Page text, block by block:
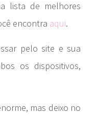
lista de melhores
encontra aqui.
pelo site e sua
os dispositivos,
mas deixo no